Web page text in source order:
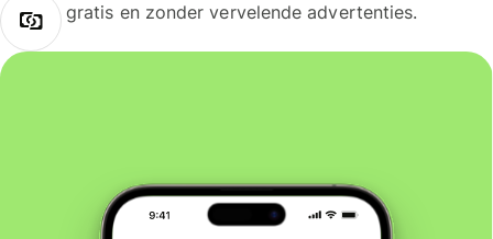
gratis en zonder vervelende advertenties.